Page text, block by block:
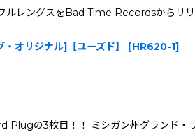
ルレングスをBad Time Recordsから
リジナル]【ユーズド】 [HR620-1]
の3枚目！！ ミシガン州グランド・